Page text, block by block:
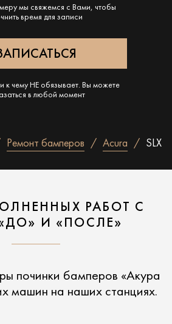
мы свяжемся с Вами, чтобы
время для записи
к чему НЕ обязывает. Вы можете
в любой момент
Ремонт бамперов Acura SLX
РАБОТ С
И «ПОСЛЕ»
починки бамперов «Акура
машин на наших станциях.